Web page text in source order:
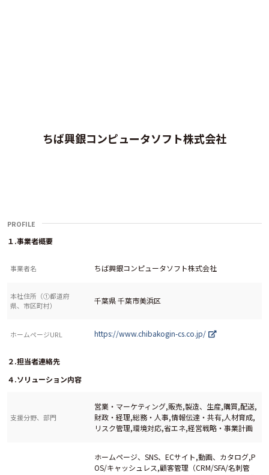
ちば興銀コンピュータソフト株式会社
PROFILE
１.事業者概要
事業者名 ちば興銀コンピュータソフト株式会社
本社住所（①都道府
県、市区町村）
千葉県 千葉市美浜区
ホームページURL https://www.chibakogin-cs.co.jp/
２.担当者連絡先
４.ソリューション内容
支援分野、部門
営業・マーケティング,販売,製造、生産,購買,配送,
財政・経理,総務・人事,情報伝達・共有,人材育成,
リスク管理,環境対応,省エネ,経営戦略・事業計画
ホームページ、SNS、ECサイト,動画、カタログ,P
OS/キャッシュレス,顧客管理（CRM/SFA/名刺管